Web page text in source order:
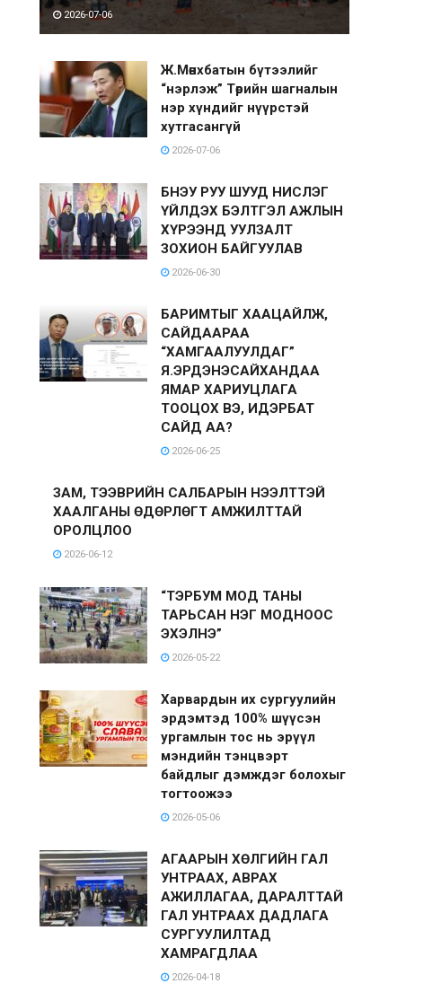
2026-07-06
Ж.Мөнхбатын бүтээлийг
“нэрлэж” Төрийн шагналын
нэр хүндийг нүүрстэй
хутгасангүй
2026-07-06
БНЭУ РУУ ШУУД НИСЛЭГ
ҮЙЛДЭХ БЭЛТГЭЛ АЖЛЫН
ХҮРЭЭНД УУЛЗАЛТ
ЗОХИОН БАЙГУУЛАВ
2026-06-30
БАРИМТЫГ ХААЦАЙЛЖ,
САЙДААРАА
“ХАМГААЛУУЛДАГ”
Я.ЭРДЭНЭСАЙХАНДАА
ЯМАР ХАРИУЦЛАГА
ТООЦОХ ВЭ, ИДЭРБАТ
САЙД АА?
2026-06-25
ЗАМ, ТЭЭВРИЙН САЛБАРЫН НЭЭЛТТЭЙ
ХААЛГАНЫ ӨДӨРЛӨГТ АМЖИЛТТАЙ
ОРОЛЦЛОО
2026-06-12
“ТЭРБУМ МОД ТАНЫ
ТАРЬСАН НЭГ МОДНООС
ЭХЭЛНЭ”
2026-05-22
Харвардын их сургуулийн
эрдэмтэд 100% шүүсэн
ургамлын тос нь эрүүл
мэндийн тэнцвэрт
байдлыг дэмждэг болохыг
тогтоожээ
2026-05-06
АГААРЫН ХӨЛГИЙН ГАЛ
УНТРААХ, АВРАХ
АЖИЛЛАГАА, ДАРАЛТТАЙ
ГАЛ УНТРААХ ДАДЛАГА
СУРГУУЛИЛТАД
ХАМРАГДЛАА
2026-04-18